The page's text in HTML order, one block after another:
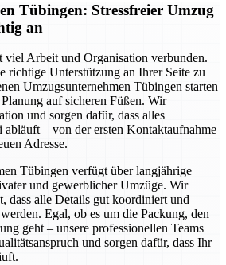
Tübingen: Stressfreier Umzug
an
Arbeit und Organisation verbunden.
richtige Unterstützung an Ihrer Seite zu
Umzugsunternehmen Tübingen starten
auf sicheren Füßen. Wir
und sorgen dafür, dass alles
abläuft – von der ersten Kontaktaufnahme
Adresse.
Tübingen verfügt über langjährige
und gewerblicher Umzüge. Wir
dass alle Details gut koordiniert und
Egal, ob es um die Packung, den
geht – unsere professionellen Teams
und sorgen dafür, dass Ihr